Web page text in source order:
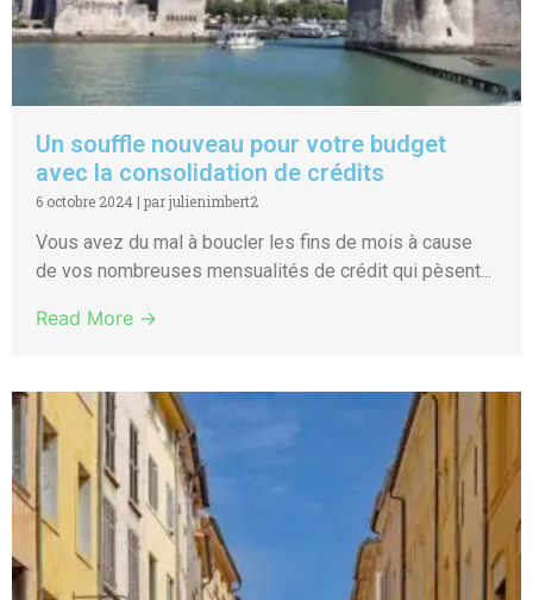
Un souffle nouveau pour votre budget
avec la consolidation de crédits
6 octobre 2024 | par julienimbert2
Vous avez du mal à boucler les fins de mois à cause
de vos nombreuses mensualités de crédit qui pèsent...
Read More →